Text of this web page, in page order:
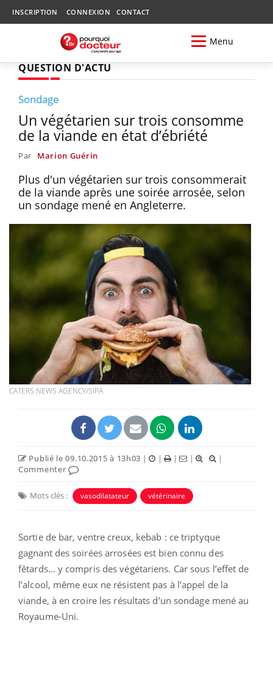
INSCRIPTION CONNEXION CONTACT
Menu
QUESTION D'ACTU
Sondage
Un végétarien sur trois consomme
de la viande en état d’ébriété
Par Marion Guérin
Plus d'un végétarien sur trois consommerait
de la viande après une soirée arrosée, selon
un sondage mené en Angleterre.
CATERS NEWS AGENCY/SIPA
Publié le 09.10.2015 à 13h03 | | | |
|
Commenter
Mots clés : vasodilatateur vétérinaire
Sortie de bar, ventre creux, kebab : ce triptyque
gagnant des soirées arrosées est bien connu des
fêtards… y compris des végétariens. Car sous l’effet de
l’alcool, même eux ne résistent pas à l’appel de la
viande, à en croire les résultats d’un sondage mené au
Royaume-Uni.